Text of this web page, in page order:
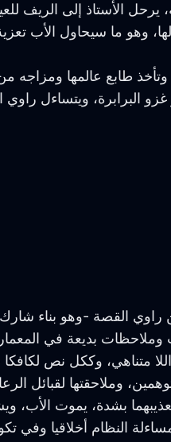
يرحل الأستاذ إلى الريف
وهو ما سيحاول الأب
طابع عالمها ومزاجه
البرابرة، ويتساءل
راوي القصة -وهو بناء
وملاحظات بديعة في
متناهي، وككل نص
وملاحقتها لقبائل
تعذيبهما بشدة، يموت
النظام أخلاقيا وفي